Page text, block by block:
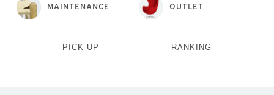
MAINTENANCE OUTLET
PICK UP RANKING